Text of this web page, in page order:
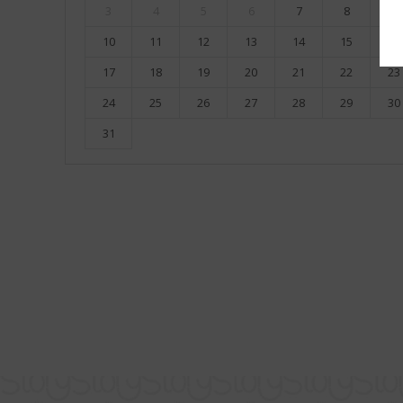
7 8
10
11 12 13 14 15
17
18 19 20 21 22
23
24
25 26 27 28 29
30
31